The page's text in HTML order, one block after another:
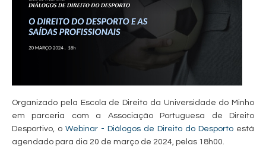
Organizado pela Escola de Direito da Universidade do Minho
em parceria com a Associação Portuguesa de Direito
Desportivo, o Webinar - Diálogos de Direito do Desporto está
agendado para dia 20 de março de 2024, pelas 18h00.